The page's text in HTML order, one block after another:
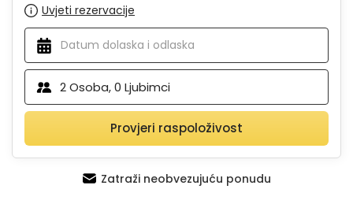
Uvjeti rezervacije
2Osoba,0 Ljubimci
Provjeri raspoloživost
Zatraži neobvezujuću ponudu